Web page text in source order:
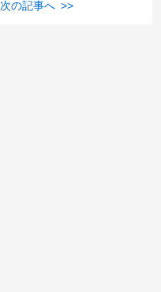
次の記事へ >>